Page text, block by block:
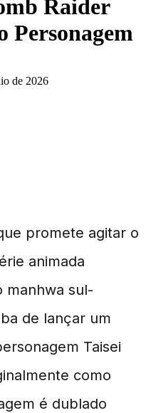
Raider
Personagem
de 2026
promete agitar o
animada
manhwa sul-
de lançar um
Taisei
como
é dublado